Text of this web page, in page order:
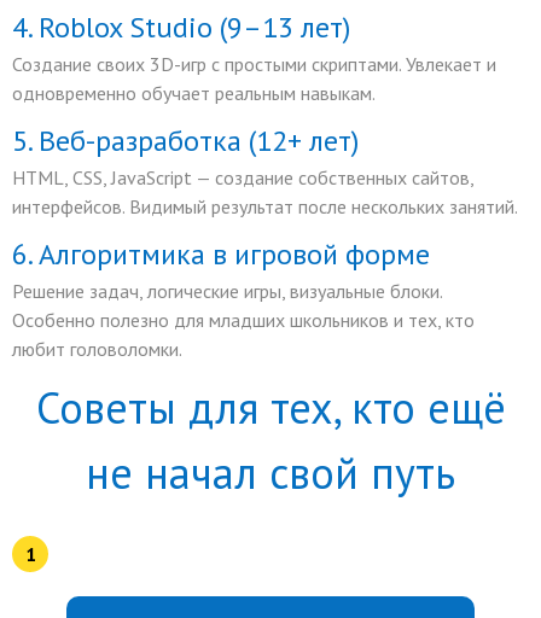
4. Roblox Studio (9–13 лет)
Создание своих 3D-игр с простыми скриптами. Увлекает и
одновременно обучает реальным навыкам.
5. Веб-разработка (12+ лет)
HTML, CSS, JavaScript — создание собственных сайтов,
интерфейсов. Видимый результат после нескольких занятий.
6. Алгоритмика в игровой форме
Решение задач, логические игры, визуальные блоки.
Особенно полезно для младших школьников и тех, кто
любит головоломки.
Советы для тех, кто ещё
не начал свой путь